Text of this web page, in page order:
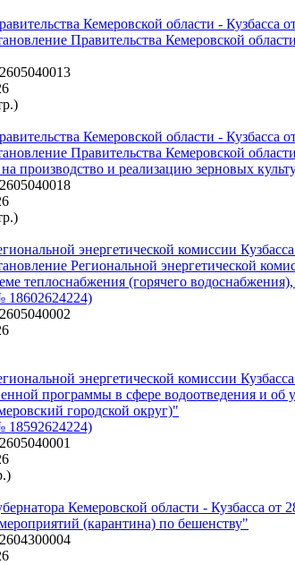
Кемеровской области - Кузбасса
Правительства Кемеровской
Кемеровской области - Кузбасса
Правительства Кемеровской
на производство и реализацию зерновых
энергетической комиссии
Региональной энергетической
теплоснабжения (горячего
18602624224)
энергетической комиссии
программы в сфере водоотведения и
городской округ)"
18592624224)
Кемеровской области - Кузбасса от
(карантина) по бешенству"